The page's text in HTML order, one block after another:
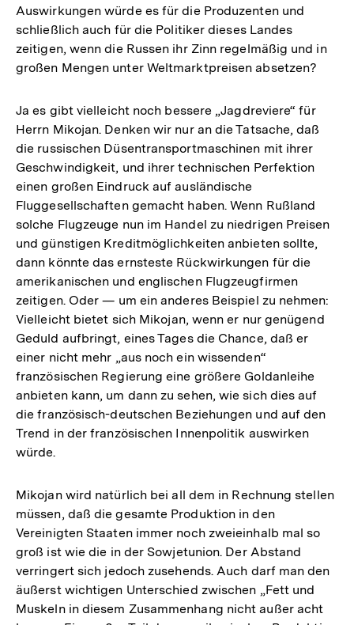
Auswirkungen würde es für die Produzenten und
schließlich auch für die Politiker dieses Landes
zeitigen, wenn die Russen ihr Zinn regelmäßig und in
großen Mengen unter Weltmarktpreisen absetzen?
Ja es gibt vielleicht noch bessere „Jagdreviere“ für
Herrn Mikojan. Denken wir nur an die Tatsache, daß
die russischen Düsentransportmaschinen mit ihrer
Geschwindigkeit, und ihrer technischen Perfektion
einen großen Eindruck auf ausländische
Fluggesellschaften gemacht haben. Wenn Rußland
solche Flugzeuge nun im Handel zu niedrigen Preisen
und günstigen Kreditmöglichkeiten anbieten sollte,
dann könnte das ernsteste Rückwirkungen für die
amerikanischen und englischen Flugzeugfirmen
zeitigen. Oder — um ein anderes Beispiel zu nehmen:
Vielleicht bietet sich Mikojan, wenn er nur genügend
Geduld aufbringt, eines Tages die Chance, daß er
einer nicht mehr „aus noch ein wissenden“
französischen Regierung eine größere Goldanleihe
anbieten kann, um dann zu sehen, wie sich dies auf
die französisch-deutschen Beziehungen und auf den
Trend in der französischen Innenpolitik auswirken
würde.
Mikojan wird natürlich bei all dem in Rechnung stellen
müssen, daß die gesamte Produktion in den
Vereinigten Staaten immer noch zweieinhalb mal so
groß ist wie die in der Sowjetunion. Der Abstand
verringert sich jedoch zusehends. Auch darf man den
äußerst wichtigen Unterschied zwischen „Fett und
Muskeln in diesem Zusammenhang nicht außer achtZum